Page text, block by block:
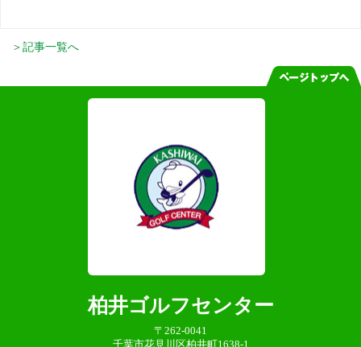
＞記事一覧へ
柏井ゴルフセンター
〒262-0041
千葉市花見川区柏井町1638-1